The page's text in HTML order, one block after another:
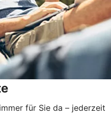
für Sie da – jederzeit